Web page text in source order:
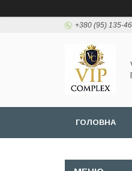
+380 (95) 135-
ГОЛОВНА